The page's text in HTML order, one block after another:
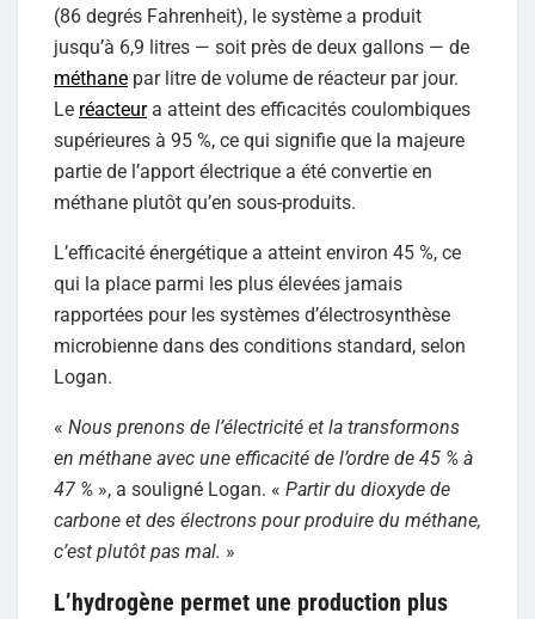
(86 degrés Fahrenheit), le système a produit
jusqu’à 6,9 litres — soit près de deux gallons — de
méthane par litre de volume de réacteur par jour.
Le réacteura atteint des efficacités coulombiques
supérieures à 95 %, ce qui signifie que la majeure
partie de l’apport électrique a été convertie en
méthane plutôt qu’en sous-produits.
L’efficacité énergétique a atteint environ 45 %, ce
qui la place parmi les plus élevées jamais
rapportées pour les systèmes d’électrosynthèse
microbienne dans des conditions standard, selon
Logan.
« Nous prenons de l’électricité et la transformons
en méthane avec une efficacité de l’ordre de 45 % à
47 % », a souligné Logan. « Partir du dioxyde de
carbone et des électrons pour produire du méthane,
c’est plutôt pas mal. »
L’hydrogène permet une production plus